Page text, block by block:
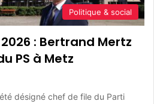
Politique & social
: Bertrand Mertz
PS à Metz
désigné chef de file du Parti